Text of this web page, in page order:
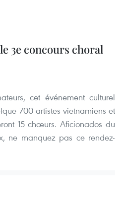
3e concours choral
cet événement culturel
700 artistes vietnamiens et
15 chœurs. Aficionados du
ne manquez pas ce rendez-